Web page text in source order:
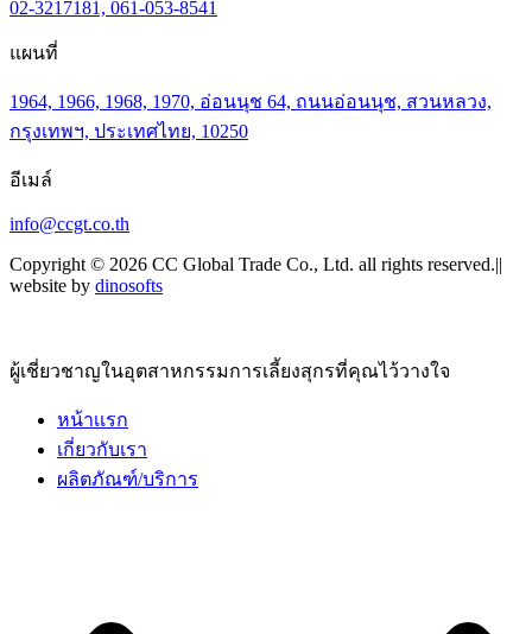
02-3217181, 061-053-8541
แผนที่
1964, 1966, 1968, 1970, อ่อนนุช 64, ถนนอ่อนนุช, สวนหลวง,
กรุงเทพฯ, ประเทศไทย, 10250
อีเมล์
info@ccgt.co.th
Copyright © 2026 CC Global Trade Co., Ltd. all rights reserved.||
website by dinosofts
ผู้เชี่ยวชาญในอุตสาหกรรมการเลี้ยงสุกรที่คุณไว้วางใจ
หน้าเเรก
เกี่ยวกับเรา
ผลิตภัณฑ์/บริการ